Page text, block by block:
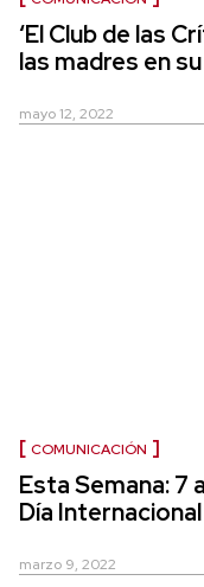
‘El Club de las
las madres en
mayo 12, 2022
COMUNICACIÓN
Esta Semana: 7
Día
marzo 9, 2022